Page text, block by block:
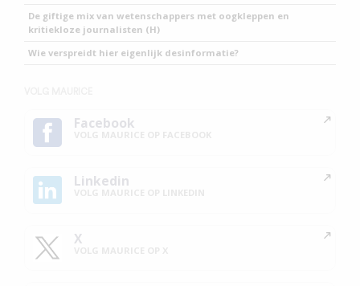
De giftige mix van wetenschappers met oogkleppen en
kritiekloze journalisten (H)
Wie verspreidt hier eigenlijk desinformatie?
Facebook
Linkedin
X